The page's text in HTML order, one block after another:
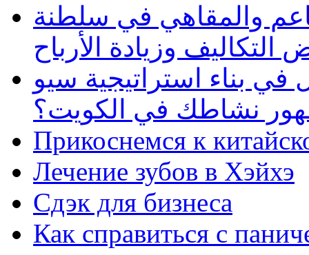
والمقاهي في سلطنة
وزيادة الأرباح
بناء استراتيجية سيو
نشاطك في الكويت؟
Прикоснемся к
Лечение зубов в Хэйхэ
Сдэк для бизнеса
Как справиться с